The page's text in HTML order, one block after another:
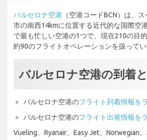
バルセロナ空港 （空港コードBCN）は、
市の南西14kmに位置する近代的な国際空
で最も忙しい空港の1つで、現在210の目
約90のフライトオペレーションを扱ってい
バルセロナ空港の到着
バルセロナ空港のフライト到着情報を
バルセロナ空港のフライト出発情報を
Vueling、Ryanair、Easy Jet、Norwegian、